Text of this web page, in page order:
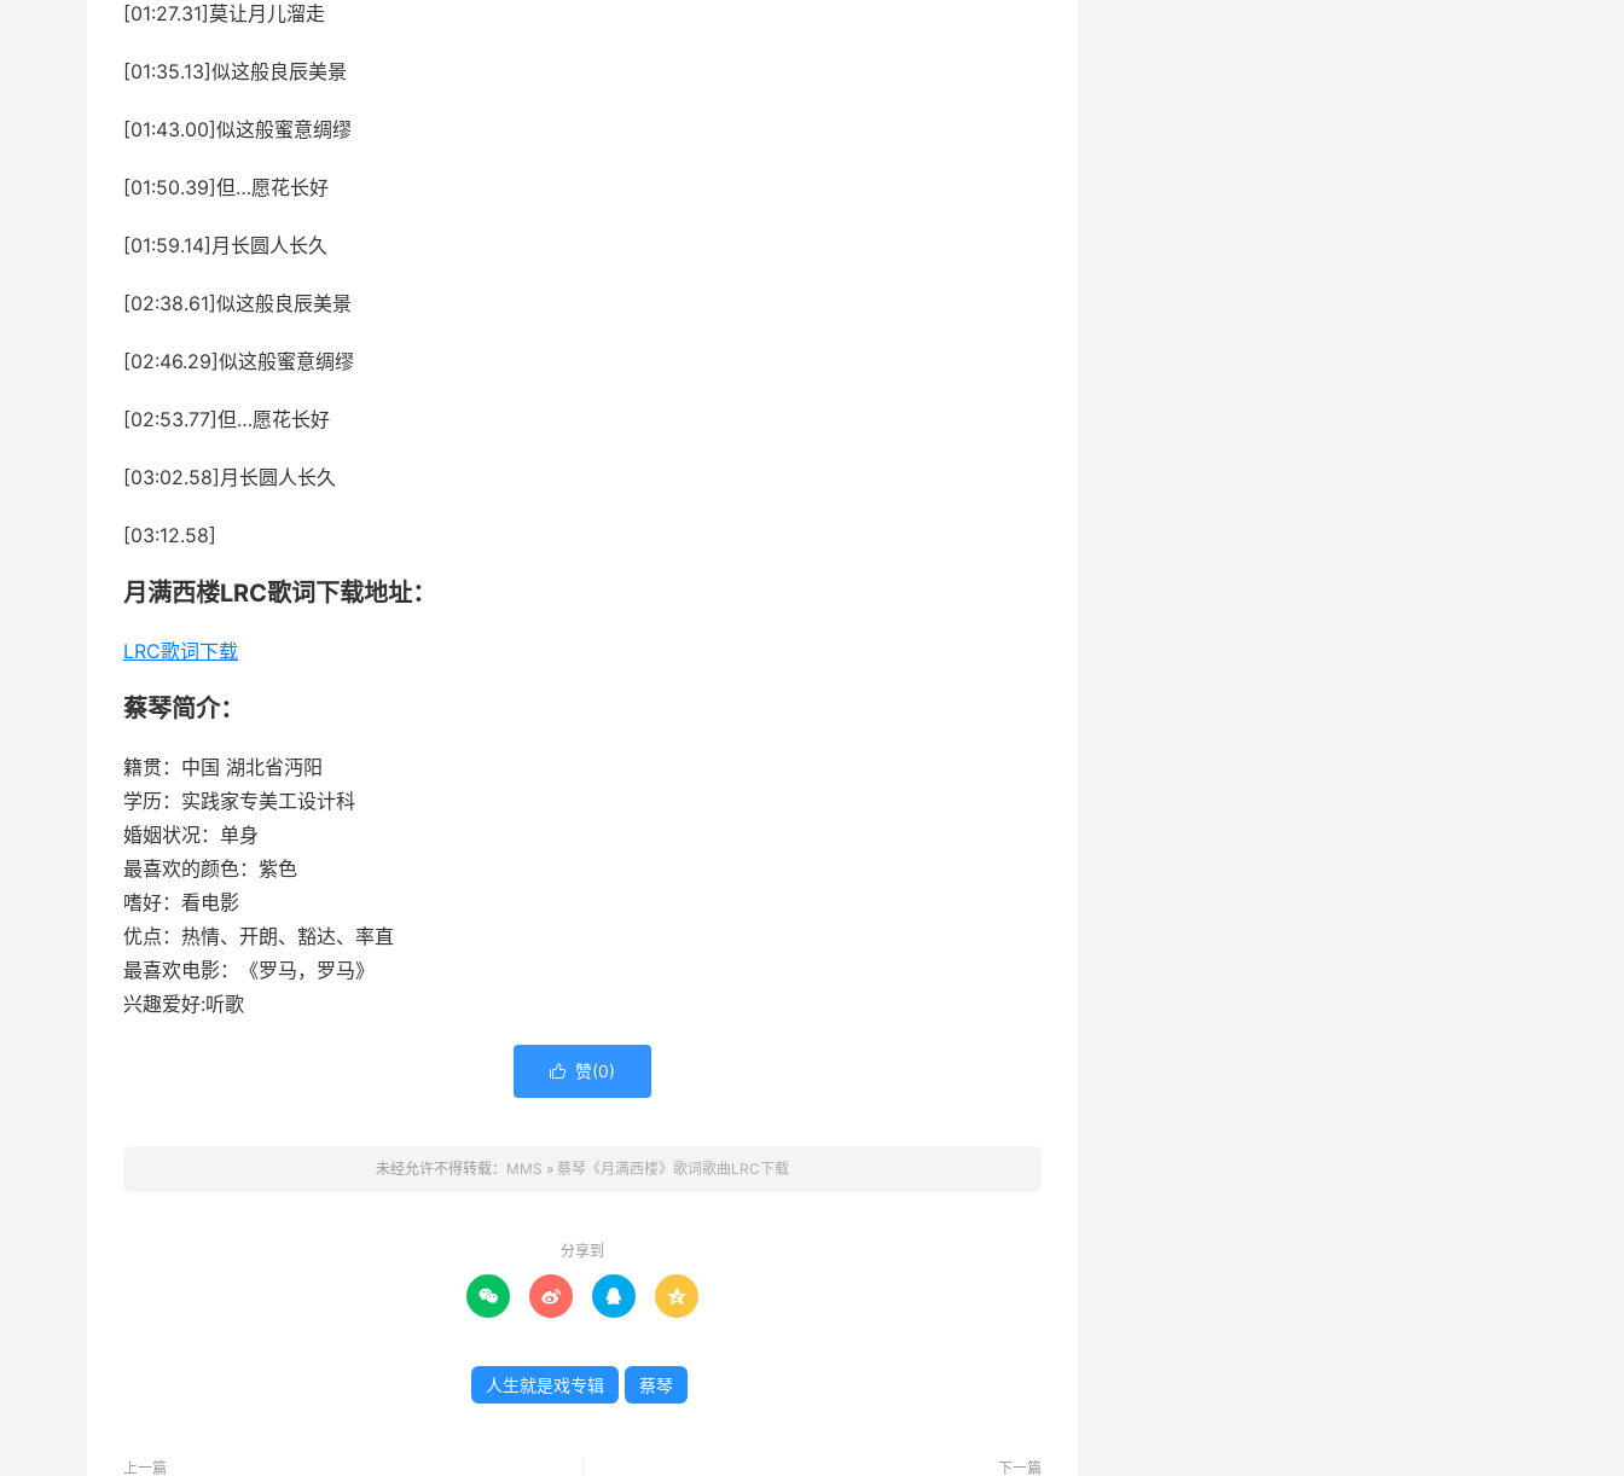
[01:27.31]莫让月儿溜走
[01:35.13]似这般良辰美景
[01:43.00]似这般蜜意绸缪
[01:50.39]但…愿花长好
[01:59.14]月长圆人长久
[02:38.61]似这般良辰美景
[02:46.29]似这般蜜意绸缪
[02:53.77]但…愿花长好
[03:02.58]月长圆人长久
[03:12.58]
月满西楼LRC歌词下载地址：
LRC歌词下载
蔡琴简介：
籍贯：中国 湖北省沔阳
学历：实践家专美工设计科
婚姻状况：单身
最喜欢的颜色：紫色
嗜好：看电影
优点：热情、开朗、豁达、率直
最喜欢电影：《罗马，罗马》
兴趣爱好:听歌
 赞(0)
未经允许不得转载： MMS » 蔡琴《月满西楼》歌词歌曲LRC下载
分享到
   
人生就是戏专辑 蔡琴
上一篇 下一篇